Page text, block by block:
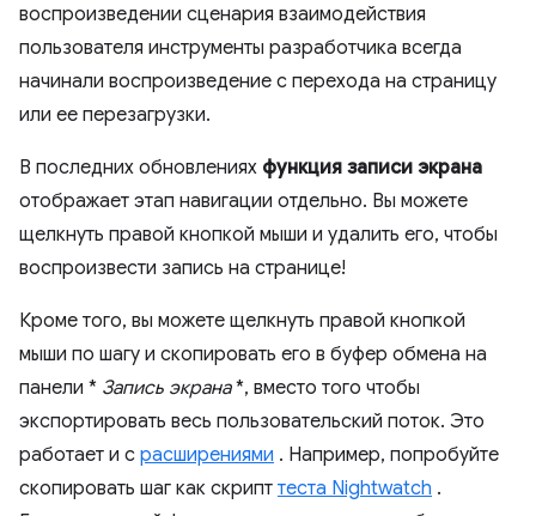
воспроизведении сценария взаимодействия
пользователя инструменты разработчика всегда
начинали воспроизведение с перехода на страницу
или ее перезагрузки.
В последних обновлениях функция записи экрана
отображает этап навигации отдельно. Вы можете
щелкнуть правой кнопкой мыши и удалить его, чтобы
воспроизвести запись на странице!
Кроме того, вы можете щелкнуть правой кнопкой
мыши по шагу и скопировать его в буфер обмена на
панели * Запись экрана*, вместо того чтобы
экспортировать весь пользовательский поток. Это
работает и с расширениями . Например, попробуйте
скопировать шаг как скрипт теста Nightwatch .